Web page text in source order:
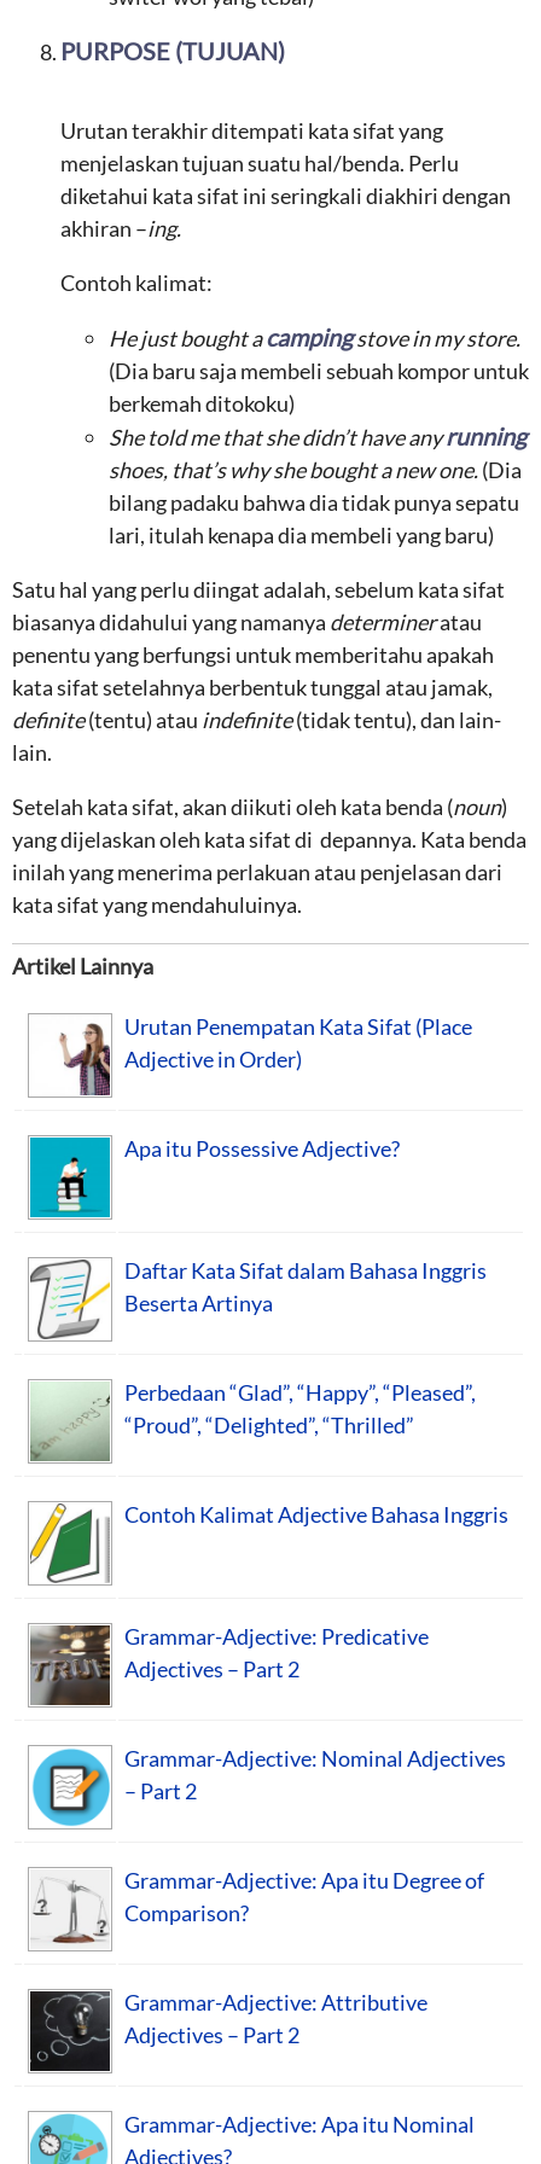
PURPOSE (TUJUAN)
Urutan terakhir ditempati kata sifat yang
menjelaskan tujuan suatu hal/benda. Perlu
diketahui kata sifat ini seringkali diakhiri dengan
akhiran –ing.
Contoh kalimat:
He just bought acampingstove in my store.
(Dia baru saja membeli sebuah kompor untuk
berkemah ditokoku)
She told me that she didn’t have anyrunning
shoes, that’s why she bought a new one.(Dia
bilang padaku bahwa dia tidak punya sepatu
lari, itulah kenapa dia membeli yang baru)
Satu hal yang perlu diingat adalah, sebelum kata sifat
biasanya didahului yang namanya determineratau
penentu yang berfungsi untuk memberitahu apakah
kata sifat setelahnya berbentuk tunggal atau jamak,
definite(tentu) atau indefinite(tidak tentu), dan lain-
lain.
Setelah kata sifat, akan diikuti oleh kata benda (noun)
yang dijelaskan oleh kata sifat di depannya. Kata benda
inilah yang menerima perlakuan atau penjelasan dari
kata sifat yang mendahuluinya.
Artikel Lainnya
Urutan Penempatan Kata Sifat (Place
Adjective in Order)
Apa itu Possessive Adjective?
Daftar Kata Sifat dalam Bahasa Inggris
Beserta Artinya
Perbedaan “Glad”, “Happy”, “Pleased”,
“Proud”, “Delighted”, “Thrilled”
Contoh Kalimat Adjective Bahasa Inggris
Grammar-Adjective: Predicative
Adjectives – Part 2
Grammar-Adjective: Nominal Adjectives
– Part 2
Grammar-Adjective: Apa itu Degree of
Comparison?
Grammar-Adjective: Attributive
Adjectives – Part 2
Grammar-Adjective: Apa itu Nominal
Adjectives?